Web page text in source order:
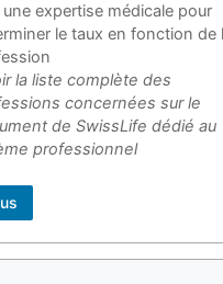
une expertise médicale pour
le taux en fonction de
la liste complète des
concernées sur le
de SwissLife dédié au
professionnel